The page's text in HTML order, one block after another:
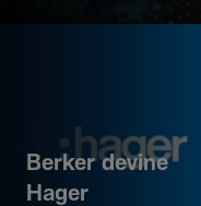
Berker devine
Hager